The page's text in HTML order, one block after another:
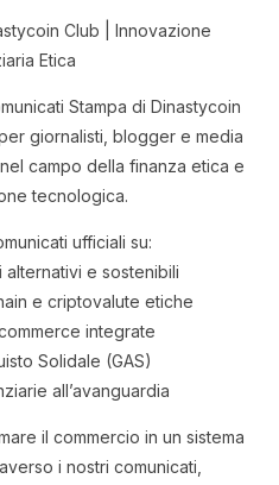
Club | Innovazione
Etica
Stampa di Dinastycoin
giornalisti, blogger e media
campo della finanza etica e
tecnologica.
ufficiali su:
alternativi e sostenibili
e criptovalute etiche
integrate
Solidale (GAS)
all’avanguardia
il commercio in un sistema
i nostri comunicati,